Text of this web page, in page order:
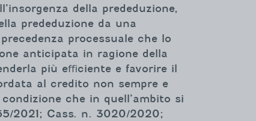
della prededuzione,
prededuzione da una
processuale che lo
anticipata in ragione della
più eﬃciente e favorire il
al credito non sempre e
che in quell’ambito si
2021; Cass. n. 3020/2020;